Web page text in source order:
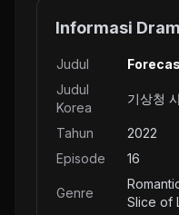
Informasi
Judul
Judul
Korea
기상청
Tahun
2022
Episode
16
Genre
Slice of